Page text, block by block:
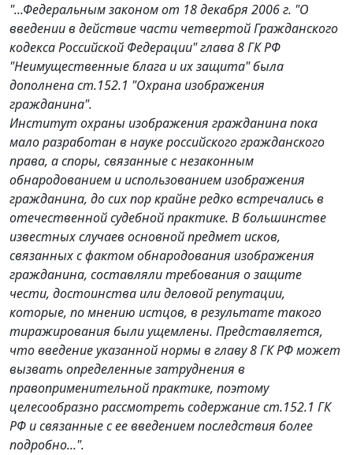
"...Федеральным законом от 18 декабря 2006 г. "О
введении в действие части четвертой Гражданского
кодекса Российской Федерации" глава 8 ГК РФ
"Неимущественные блага и их защита" была
дополнена ст.152.1 "Охрана изображения
гражданина".
Институт охраны изображения гражданина пока
мало разработан в науке российского гражданского
права, а споры, связанные с незаконным
обнародованием и использованием изображения
гражданина, до сих пор крайне редко встречались в
отечественной судебной практике. В большинстве
известных случаев основной предмет исков,
связанных с фактом обнародования изображения
гражданина, составляли требования о защите
чести, достоинства или деловой репутации,
которые, по мнению истцов, в результате такого
тиражирования были ущемлены. Представляется,
что введение указанной нормы в главу 8 ГК РФ может
вызвать определенные затруднения в
правоприменительной практике, поэтому
целесообразно рассмотреть содержание ст.152.1 ГК
РФ и связанные с ее введением последствия более
подробно...".